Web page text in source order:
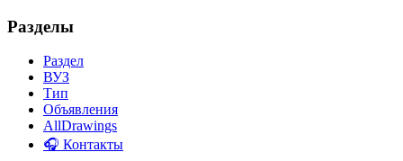
Разделы
Раздел
ВУЗ
Тип
Объявления
AllDrawings
🎧 Контакты